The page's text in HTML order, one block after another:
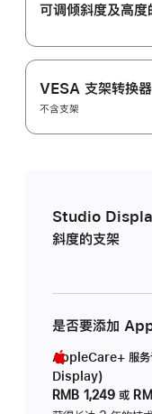
可调倾斜度及高‍度
VESA 支架转换器
不含支架
Studio
斜度的支架
是否要添加
AppleCare+ 服
Display)
RMB 1,249 或